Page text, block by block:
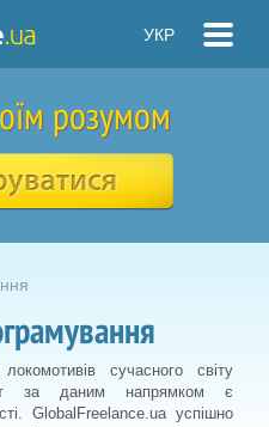
УКР
розумом
сучасного світу
за даним напрямком є
GlobalFreelance.ua успішно